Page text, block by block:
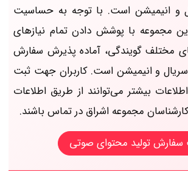
و انیمیشن است. با توجه به حساسیت
این مجموعه با پوشش دادن تمام نیازهای
مختلف گویندگی، آماده پذیرش سفارش‌
سریال و انیمیشن است. کاربران جهت ثبت
بیشتر می‌توانند از طریق اطلاعات
مجموعه اشراق در تماس باشند.
سفارش تولید محتوای صوتی